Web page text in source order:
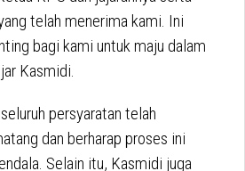
telah menerima kami. Ini
bagi kami untuk maju dalam
Kasmidi.
persyaratan telah
dan berharap proses ini
Selain itu, Kasmidi juga